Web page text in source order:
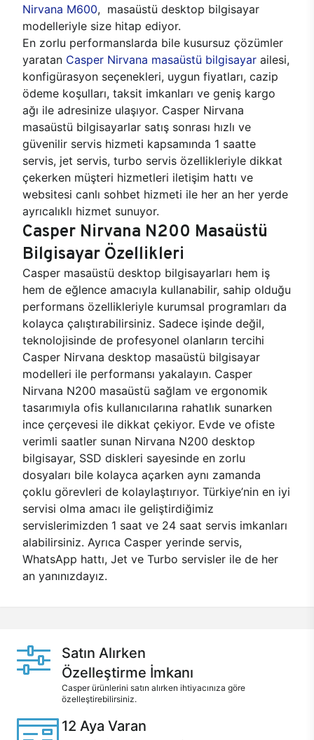
Nirvana M600, masaüstü desktop bilgisayar
modelleriyle size hitap ediyor.
En zorlu performanslarda bile kusursuz çözümler
yaratan Casper Nirvana masaüstü bilgisayar ailesi,
konfigürasyon seçenekleri, uygun fiyatları, cazip
ödeme koşulları, taksit imkanları ve geniş kargo
ağı ile adresinize ulaşıyor. Casper Nirvana
masaüstü bilgisayarlar satış sonrası hızlı ve
güvenilir servis hizmeti kapsamında 1 saatte
servis, jet servis, turbo servis özellikleriyle dikkat
çekerken müşteri hizmetleri iletişim hattı ve
websitesi canlı sohbet hizmeti ile her an her yerde
ayrıcalıklı hizmet sunuyor.
Casper Nirvana N200 Masaüstü
Bilgisayar Özellikleri
Casper masaüstü desktop bilgisayarları hem iş
hem de eğlence amacıyla kullanabilir, sahip olduğu
performans özellikleriyle kurumsal programları da
kolayca çalıştırabilirsiniz. Sadece işinde değil,
teknolojisinde de profesyonel olanların tercihi
Casper Nirvana desktop masaüstü bilgisayar
modelleri ile performansı yakalayın. Casper
Nirvana N200 masaüstü sağlam ve ergonomik
tasarımıyla ofis kullanıcılarına rahatlık sunarken
ince çerçevesi ile dikkat çekiyor. Evde ve ofiste
verimli saatler sunan Nirvana N200 desktop
bilgisayar, SSD diskleri sayesinde en zorlu
dosyaları bile kolayca açarken aynı zamanda
çoklu görevleri de kolaylaştırıyor. Türkiye’nin en iyi
servisi olma amacı ile geliştirdiğimiz
servislerimizden 1 saat ve 24 saat servis imkanları
alabilirsiniz. Ayrıca Casper yerinde servis,
WhatsApp hattı, Jet ve Turbo servisler ile de her
an yanınızdayız.
Satın Alırken
Özelleştirme İmkanı
Casper ürünlerini satın alırken ihtiyacınıza göre
özelleştirebilirsiniz.
12 Aya Varan